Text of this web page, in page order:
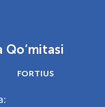
Qo‘mitasi
FORTIUS